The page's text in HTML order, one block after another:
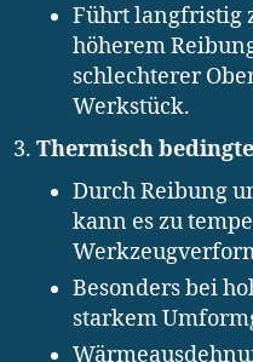
Führt langfristig
höherem
schlechterer
Werkstück.
Thermisch
Durch Reibung
kann es zu
Besonders bei
starkem